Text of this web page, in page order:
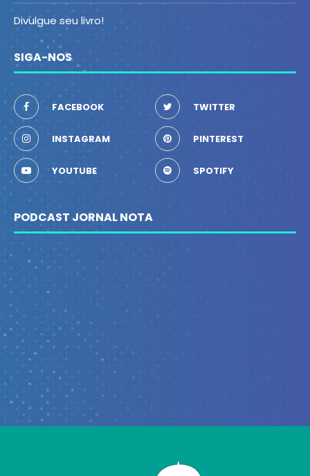
Divulgue seu livro!
SIGA-NOS
FACEBOOK TWITTER
INSTAGRAM PINTEREST
YOUTUBE SPOTIFY
PODCAST JORNAL NOTA